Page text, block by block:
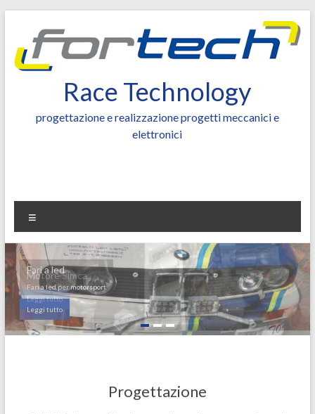
contenuto
Race Technology
progettazione e realizzazione progetti meccanici e
elettronici
Fari a led
Fari a led per motorsport
Leggi tutto
Motore Simca
Leggi tutto
Progettazione